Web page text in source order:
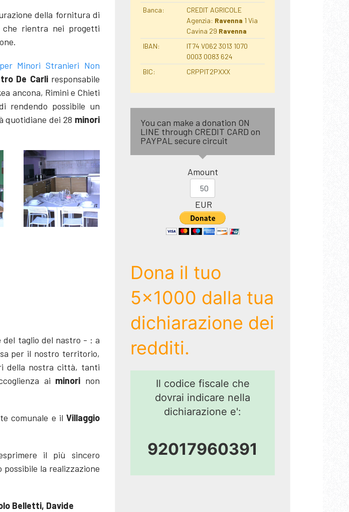
della fornitura di
che rientra nei progetti
Minori Stranieri Non
De Carliresponsabile
ancona, Rimini e Chieti
rendendo possibile un
quotidiane dei 28 minori
del taglio del nastro - : a
per il nostro territorio,
della nostra città, tanti
ai minori non
comunale e il Villaggio
il più sincero
la realizzazione
Belletti, Davide
Banca:
CREDIT AGRICOLE
Agenzia: Ravenna 1 Via
Cavina 29 Ravenna
IBAN:
IT74 V062 3013 1070
0003 0083 624
BIC:
CRPPIT2PXXX
You can make a donation ON
LINE through CREDIT CARD on
PAYPAL secure circuit
Amount
EUR
Dona il tuo
5x1000 dalla tua
dichiarazione dei
redditi.
Il codice fiscale che
dovrai indicare nella
dichiarazione e':
92017960391